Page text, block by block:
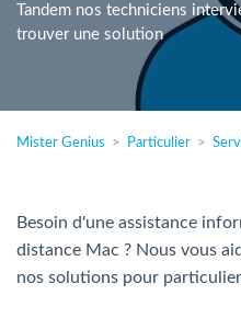
Tandem nos techniciens
trouver une solution
Mister Genius Particulier
Besoin d'une assistance
distance Mac ? Nous vous
nos solutions pour